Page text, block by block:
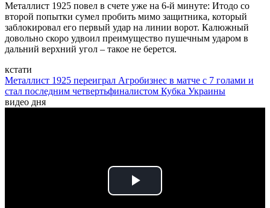
Металлист 1925 повел в счете уже на 6-й минуте: Итодо со
второй попытки сумел пробить мимо защитника, который
заблокировал его первый удар на линии ворот. Калюжный
довольно скоро удвоил преимущество пушечным ударом в
дальний верхний угол – такое не берется.
кстати
Металлист 1925 переиграл Агробизнес в матче с 7 голами и
стал последним четвертьфиналистом Кубка Украины
видео дня
Play